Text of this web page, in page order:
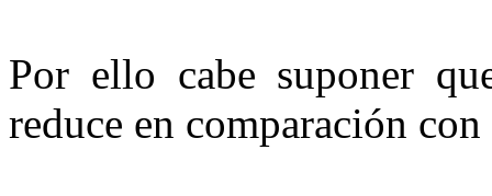
Por ello cabe suponer
reduce en comparación